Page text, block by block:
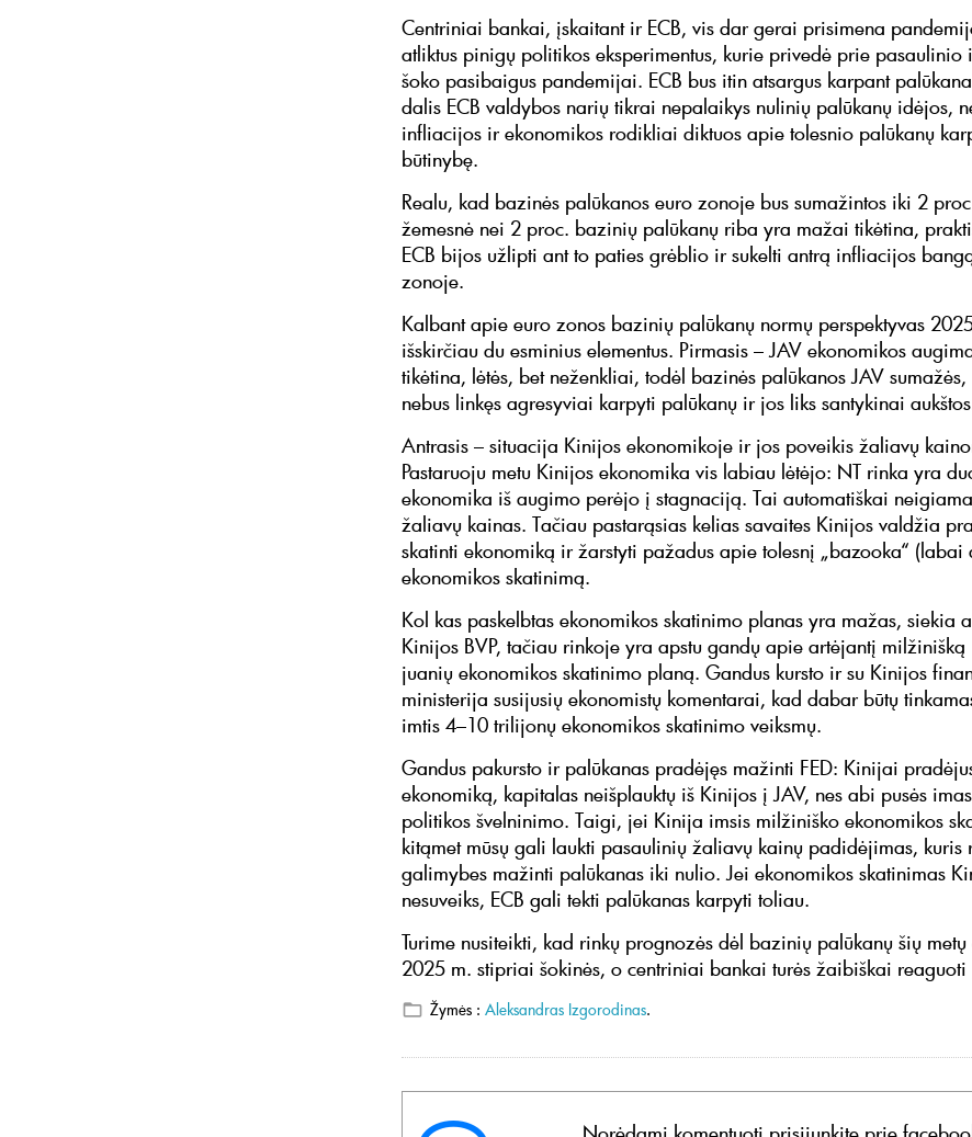
Centriniai bankai, įskaitant ir ECB, vis dar gerai prisimena
atliktus pinigų politikos eksperimentus, kurie privedė prie pasaulinio
šoko pasibaigus pandemijai. ECB bus itin atsargus karpant
dalis ECB valdybos narių tikrai nepalaikys nulinių palūkanų idėjos,
infliacijos ir ekonomikos rodikliai diktuos apie tolesnio palūkanų
būtinybę.
Realu, kad bazinės palūkanos euro zonoje bus sumažintos iki 2
žemesnė nei 2 proc. bazinių palūkanų riba yra mažai tikėtina,
ECB bijos užlipti ant to paties grėblio ir sukelti antrą infliacijos
zonoje.
Kalbant apie euro zonos bazinių palūkanų normų perspektyvas
išskirčiau du esminius elementus. Pirmasis – JAV ekonomikos
tikėtina, lėtės, bet neženkliai, todėl bazinės palūkanos JAV sumažės,
nebus linkęs agresyviai karpyti palūkanų ir jos liks santykinai
Antrasis – situacija Kinijos ekonomikoje ir jos poveikis žaliavų
Pastaruoju metu Kinijos ekonomika vis labiau lėtėjo: NT rinka yra
ekonomika iš augimo perėjo į stagnaciją. Tai automatiškai
žaliavų kainas. Tačiau pastarąsias kelias savaites Kinijos valdžia
skatinti ekonomiką ir žarstyti pažadus apie tolesnį „bazooka“
ekonomikos skatinimą.
Kol kas paskelbtas ekonomikos skatinimo planas yra mažas, siekia
Kinijos BVP, tačiau rinkoje yra apstu gandų apie artėjantį
juanių ekonomikos skatinimo planą. Gandus kursto ir su Kinijos
ministerija susijusių ekonomistų komentarai, kad dabar būtų
imtis 4–10 trilijonų ekonomikos skatinimo veiksmų.
Gandus pakursto ir palūkanas pradėjęs mažinti FED: Kinijai
ekonomiką, kapitalas neišplauktų iš Kinijos į JAV, nes abi pusės
politikos švelninimo. Taigi, jei Kinija imsis milžiniško ekonomikos
kitąmet mūsų gali laukti pasaulinių žaliavų kainų padidėjimas, kuris
galimybes mažinti palūkanas iki nulio. Jei ekonomikos skatinimas
nesuveiks, ECB gali tekti palūkanas karpyti toliau.
Turime nusiteikti, kad rinkų prognozės dėl bazinių palūkanų šių
2025 m. stipriai šokinės, o centriniai bankai turės žaibiškai
Žymės : Aleksandras Izgorodinas.